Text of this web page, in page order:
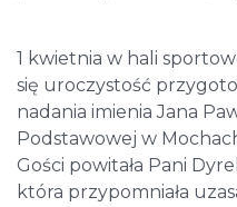
1 kwietnia w hali
się uroczystość
nadania imienia Jana
Podstawowej w
Gości powitała Pani
która przypomniała